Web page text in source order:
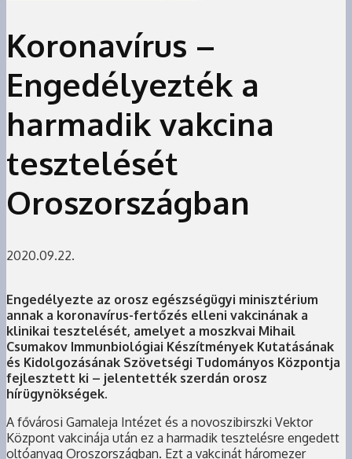
Koronavírus –
Engedélyezték a
harmadik vakcina
tesztelését
Oroszországban
2020.09.22.
Engedélyezte az orosz egészségügyi minisztérium
annak a koronavírus-fertőzés elleni vakcinának a
klinikai tesztelését, amelyet a moszkvai Mihail
Csumakov Immunbiológiai Készítmények Kutatásának
és Kidolgozásának Szövetségi Tudományos Központja
fejlesztett ki – jelentették szerdán orosz
hírügynökségek.
A fővárosi Gamaleja Intézet és a novoszibirszki Vektor
Központ vakcinája után ez a harmadik tesztelésre engedett
oltóanyag Oroszországban. Ezt a vakcinát háromezer